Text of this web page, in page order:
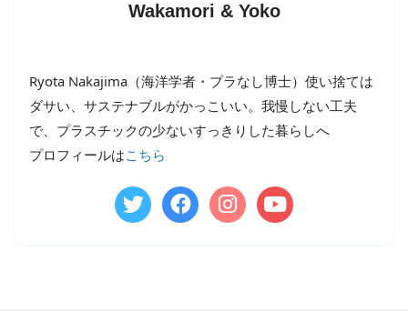
Wakamori & Yoko
Ryota Nakajima（海洋学者・プラなし博士）使い捨ては
ダサい、サステナブルがかっこいい。我慢しない工夫
で、プラスチックの少ないすっきりした暮らしへ
プロフィールはこちら